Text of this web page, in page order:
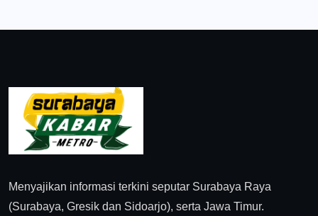
Menyajikan informasi terkini seputar Surabaya Raya
(Surabaya, Gresik dan Sidoarjo), serta Jawa Timur.